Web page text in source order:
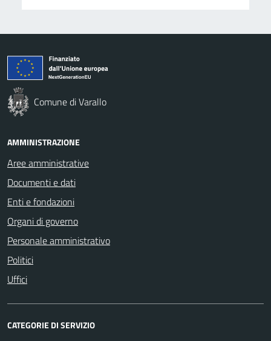
Comune di Varallo
AMMINISTRAZIONE
Aree amministrative
Documenti e dati
Enti e fondazioni
Organi di governo
Personale amministrativo
Politici
Uffici
CATEGORIE DI SERVIZIO